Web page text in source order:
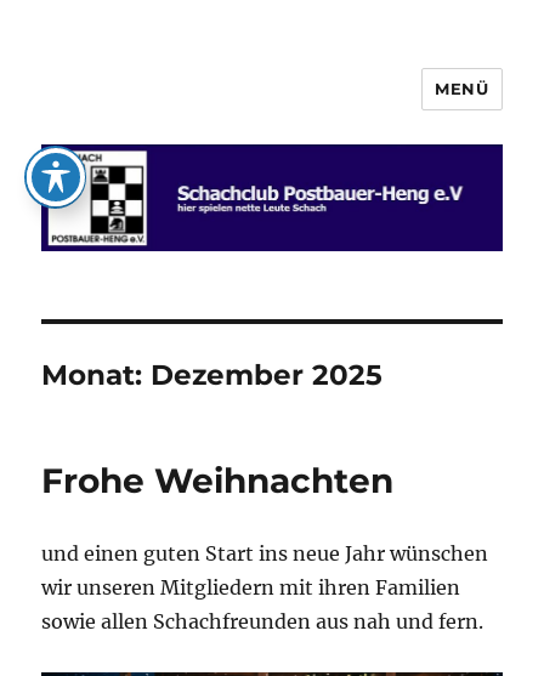
Schachclub Postbauer-Heng e.V.
MENÜ
Monat: Dezember 2025
Frohe Weihnachten
und einen guten Start ins neue Jahr wünschen
wir unseren Mitgliedern mit ihren Familien
sowie allen Schachfreunden aus nah und fern.